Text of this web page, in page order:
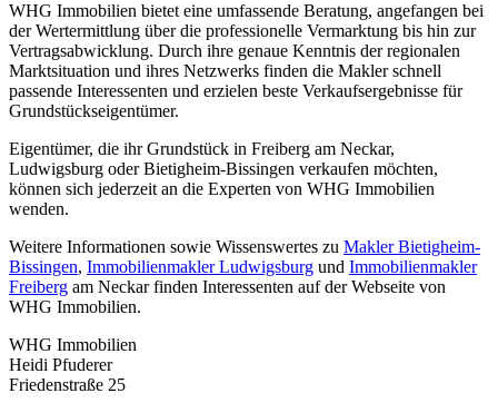
WHG Immobilien bietet eine umfassende Beratung, angefangen bei
der Wertermittlung über die professionelle Vermarktung bis hin zur
Vertragsabwicklung. Durch ihre genaue Kenntnis der regionalen
Marktsituation und ihres Netzwerks finden die Makler schnell
passende Interessenten und erzielen beste Verkaufsergebnisse für
Grundstückseigentümer.
Eigentümer, die ihr Grundstück in Freiberg am Neckar,
Ludwigsburg oder Bietigheim-Bissingen verkaufen möchten,
können sich jederzeit an die Experten von WHG Immobilien
wenden.
Weitere Informationen sowie Wissenswertes zu Makler Bietigheim-
Bissingen, Immobilienmakler Ludwigsburg und Immobilienmakler
Freiberg am Neckar finden Interessenten auf der Webseite von
WHG Immobilien.
WHG Immobilien
Heidi Pfuderer
Friedenstraße 25